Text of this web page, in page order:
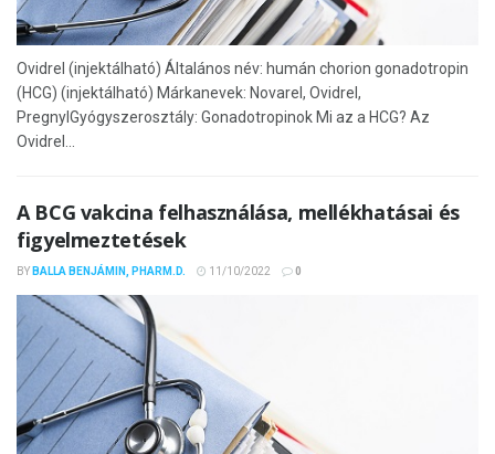
Ovidrel (injektálható) Általános név: humán chorion gonadotropin
(HCG) (injektálható) Márkanevek: Novarel, Ovidrel,
PregnylGyógyszerosztály: Gonadotropinok Mi az a HCG? Az
Ovidrel...
A BCG vakcina felhasználása, mellékhatásai és
figyelmeztetések
BY BALLA BENJÁMIN, PHARM.D. 11/10/2022 0